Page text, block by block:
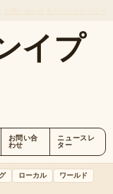
イプ
お問い合
わせ
ニュースレ
ター
ローカル
ワールド